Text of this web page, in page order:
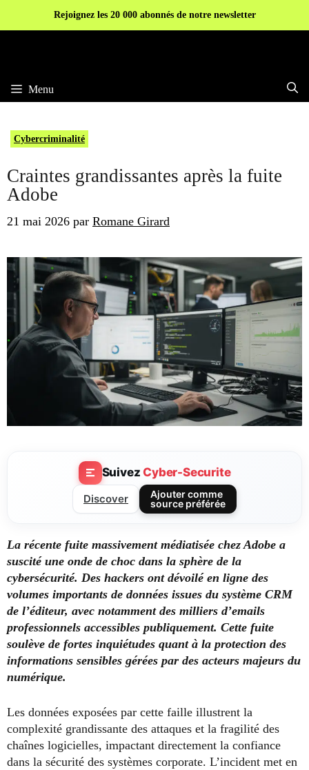
Rejoignez les 20 000 abonnés de notre newsletter
Menu
Cybercriminalité
Craintes grandissantes après la fuite
Adobe
21 mai 2026 par Romane Girard
SuivezCyber-Securite
Discover
Ajouter comme
source préférée
La récente fuite massivement médiatisée chez Adobe a
suscité une onde de choc dans la sphère de la
cybersécurité. Des hackers ont dévoilé en ligne des
volumes importants de données issues du système CRM
de l’éditeur, avec notamment des milliers d’emails
professionnels accessibles publiquement. Cette fuite
soulève de fortes inquiétudes quant à la protection des
informations sensibles gérées par des acteurs majeurs du
numérique.
Les données exposées par cette faille illustrent la
complexité grandissante des attaques et la fragilité des
chaînes logicielles, impactant directement la confiance
dans la sécurité des systèmes corporate. L’incident met en